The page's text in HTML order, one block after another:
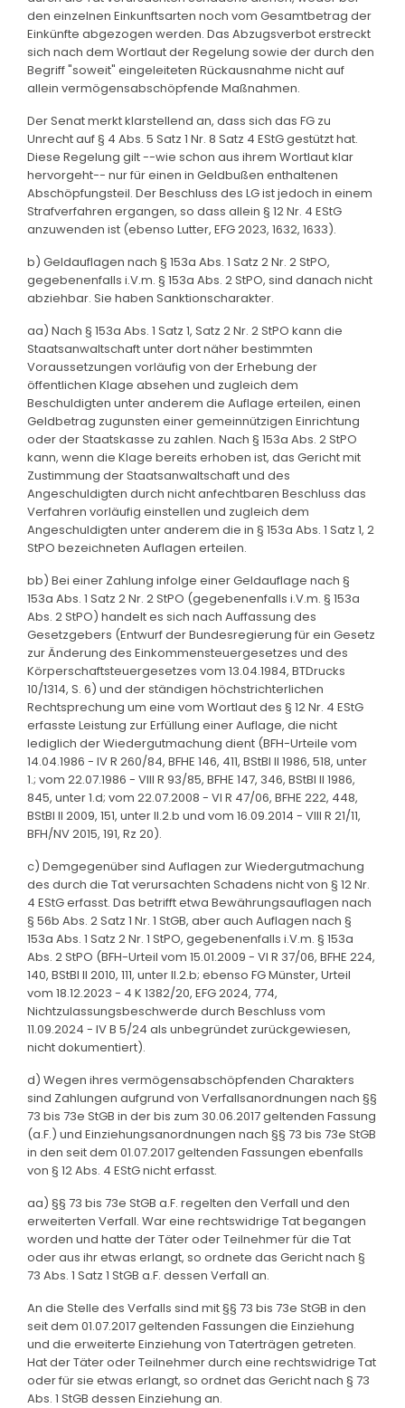
den einzelnen Einkunftsarten noch vom Gesamtbetrag der
Einkünfte abgezogen werden. Das Abzugsverbot erstreckt
sich nach dem Wortlaut der Regelung sowie der durch den
Begriff "soweit" eingeleiteten Rückausnahme nicht auf
allein vermögensabschöpfende Maßnahmen.
Der Senat merkt klarstellend an, dass sich das FG zu
Unrecht auf § 4 Abs. 5 Satz 1 Nr. 8 Satz 4 EStG gestützt hat.
Diese Regelung gilt --wie schon aus ihrem Wortlaut klar
hervorgeht-- nur für einen in Geldbußen enthaltenen
Abschöpfungsteil. Der Beschluss des LG ist jedoch in einem
Strafverfahren ergangen, so dass allein § 12 Nr. 4 EStG
anzuwenden ist (ebenso Lutter, EFG 2023, 1632, 1633).
b) Geldauflagen nach § 153a Abs. 1 Satz 2 Nr. 2 StPO,
gegebenenfalls i.V.m. § 153a Abs. 2 StPO, sind danach nicht
abziehbar. Sie haben Sanktionscharakter.
aa) Nach § 153a Abs. 1 Satz 1, Satz 2 Nr. 2 StPO kann die
Staatsanwaltschaft unter dort näher bestimmten
Voraussetzungen vorläufig von der Erhebung der
öffentlichen Klage absehen und zugleich dem
Beschuldigten unter anderem die Auflage erteilen, einen
Geldbetrag zugunsten einer gemeinnützigen Einrichtung
oder der Staatskasse zu zahlen. Nach § 153a Abs. 2 StPO
kann, wenn die Klage bereits erhoben ist, das Gericht mit
Zustimmung der Staatsanwaltschaft und des
Angeschuldigten durch nicht anfechtbaren Beschluss das
Verfahren vorläufig einstellen und zugleich dem
Angeschuldigten unter anderem die in § 153a Abs. 1 Satz 1, 2
StPO bezeichneten Auflagen erteilen.
bb) Bei einer Zahlung infolge einer Geldauflage nach §
153a Abs. 1 Satz 2 Nr. 2 StPO (gegebenenfalls i.V.m. § 153a
Abs. 2 StPO) handelt es sich nach Auffassung des
Gesetzgebers (Entwurf der Bundesregierung für ein Gesetz
zur Änderung des Einkommensteuergesetzes und des
Körperschaftsteuergesetzes vom 13.04.1984, BTDrucks
10/1314, S. 6) und der ständigen höchstrichterlichen
Rechtsprechung um eine vom Wortlaut des § 12 Nr. 4 EStG
erfasste Leistung zur Erfüllung einer Auflage, die nicht
lediglich der Wiedergutmachung dient (BFH-Urteile vom
14.04.1986 - IV R 260/84, BFHE 146, 411, BStBl II 1986, 518, unter
1.; vom 22.07.1986 - VIII R 93/85, BFHE 147, 346, BStBl II 1986,
845, unter 1.d; vom 22.07.2008 - VI R 47/06, BFHE 222, 448,
BStBl II 2009, 151, unter II.2.b und vom 16.09.2014 - VIII R 21/11,
BFH/NV 2015, 191, Rz 20).
c) Demgegenüber sind Auflagen zur Wiedergutmachung
des durch die Tat verursachten Schadens nicht von § 12 Nr.
4 EStG erfasst. Das betrifft etwa Bewährungsauflagen nach
§ 56b Abs. 2 Satz 1 Nr. 1 StGB, aber auch Auflagen nach §
153a Abs. 1 Satz 2 Nr. 1 StPO, gegebenenfalls i.V.m. § 153a
Abs. 2 StPO (BFH-Urteil vom 15.01.2009 - VI R 37/06, BFHE 224,
140, BStBl II 2010, 111, unter II.2.b; ebenso FG Münster, Urteil
vom 18.12.2023 - 4 K 1382/20, EFG 2024, 774,
Nichtzulassungsbeschwerde durch Beschluss vom
11.09.2024 - IV B 5/24 als unbegründet zurückgewiesen,
nicht dokumentiert).
d) Wegen ihres vermögensabschöpfenden Charakters
sind Zahlungen aufgrund von Verfallsanordnungen nach §§
73 bis 73e StGB in der bis zum 30.06.2017 geltenden Fassung
(a.F.) und Einziehungsanordnungen nach §§ 73 bis 73e StGB
in den seit dem 01.07.2017 geltenden Fassungen ebenfalls
von § 12 Abs. 4 EStG nicht erfasst.
aa) §§ 73 bis 73e StGB a.F. regelten den Verfall und den
erweiterten Verfall. War eine rechtswidrige Tat begangen
worden und hatte der Täter oder Teilnehmer für die Tat
oder aus ihr etwas erlangt, so ordnete das Gericht nach §
73 Abs. 1 Satz 1 StGB a.F. dessen Verfall an.
An die Stelle des Verfalls sind mit §§ 73 bis 73e StGB in den
seit dem 01.07.2017 geltenden Fassungen die Einziehung
und die erweiterte Einziehung von Taterträgen getreten.
Hat der Täter oder Teilnehmer durch eine rechtswidrige Tat
oder für sie etwas erlangt, so ordnet das Gericht nach § 73
Abs. 1 StGB dessen Einziehung an.